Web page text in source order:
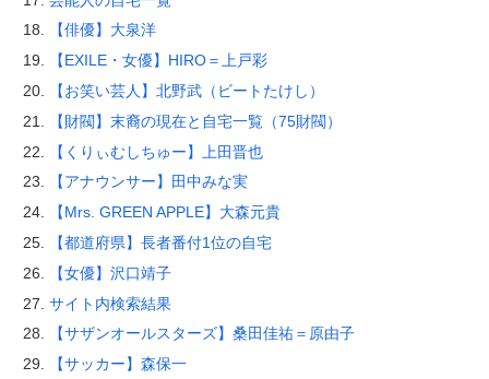
【俳優】大泉洋
【EXILE・女優】HIRO＝上戸彩
【お笑い芸人】北野武（ビートたけし）
【財閥】末裔の現在と自宅一覧（75財閥）
【くりぃむしちゅー】上田晋也
【アナウンサー】田中みな実
【Mrs. GREEN APPLE】大森元貴
【都道府県】長者番付1位の自宅
【女優】沢口靖子
サイト内検索結果
【サザンオールスターズ】桑田佳祐＝原由子
【サッカー】森保一